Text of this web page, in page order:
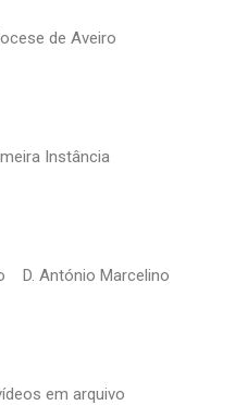
de Aveiro
Instância
D. António Marcelino
em arquivo